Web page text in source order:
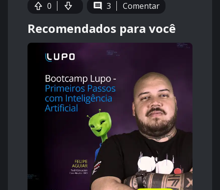
0 3 Comentar
Recomendados para você